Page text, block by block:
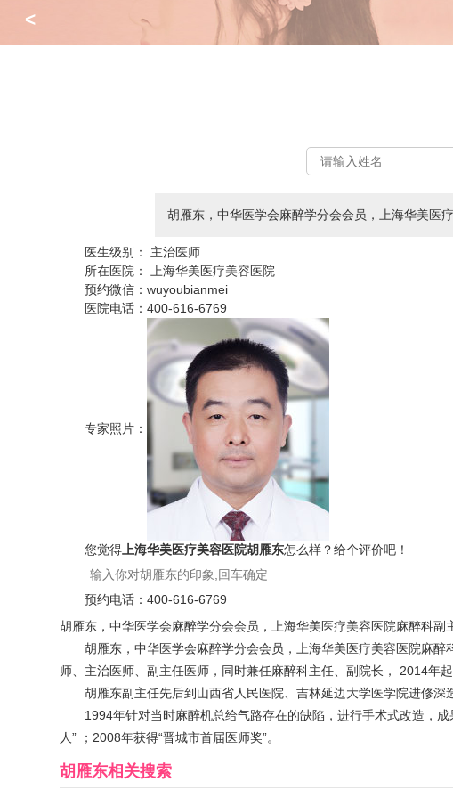
<
胡雁东，中华医学会麻醉学分会会员，上海华美医
医生级别：
主治医师
所在医院：
上海华美医疗美容医院
预约微信：wuyoubianmei
医院电话：400-616-6769
专家照片：
您觉得上海华美医疗美容医院胡雁东怎么样？给个评价吧！
预约电话：400-616-6769
胡雁东，中华医学会麻醉学分会会员，上海华美医疗美容医院麻醉科副
胡雁东，中华医学会麻醉学分会会员，上海华美医疗美容医院麻
师、主治医师、副主任医师，同时兼任麻醉科主任、副院长， 2014年
胡雁东副主任先后到山西省人民医院、吉林延边大学医学院进修
1994年针对当时麻醉机总给气路存在的缺陷，进行手术式改造，
人” ；2008年获得“晋城市首届医师奖”。
胡雁东相关搜索